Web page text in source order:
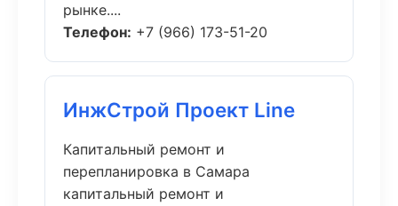
рынке....
Телефон: +7 (966) 173-51-20
ИнжСтрой Проект Line
Капитальный ремонт и
перепланировка в Самара
капитальный ремонт и